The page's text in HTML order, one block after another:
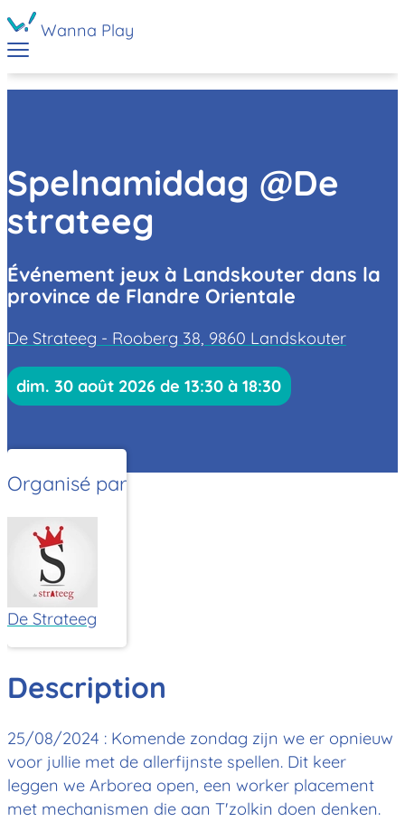
Wanna Play
Spelnamiddag @De
strateeg
Événement jeux à Landskouter dans la
province de Flandre Orientale
De Strateeg - Rooberg 38, 9860 Landskouter
dim. 30 août 2026 de 13:30 à 18:30
Organisé par
De Strateeg
Description
25/08/2024 : Komende zondag zijn we er opnieuw
voor jullie met de allerfijnste spellen. Dit keer
leggen we Arborea open, een worker placement
met mechanismen die aan T'zolkin doen denken.